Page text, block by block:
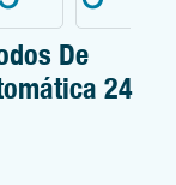
De
24